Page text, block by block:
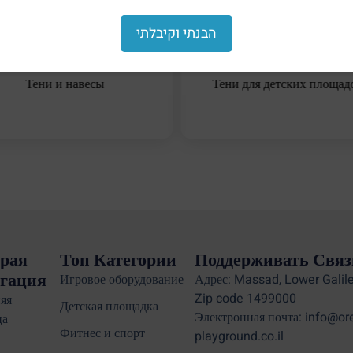
Тени и навесы Тени для детских
Топ Категории
Игровое оборудование
Детская площадка
Фитнес и спорт
Поддерживать
Адрес: Massad, Lower
Zip code 1499000
Электронная почта:
playground.co.il
הבנתי וקיבלתי